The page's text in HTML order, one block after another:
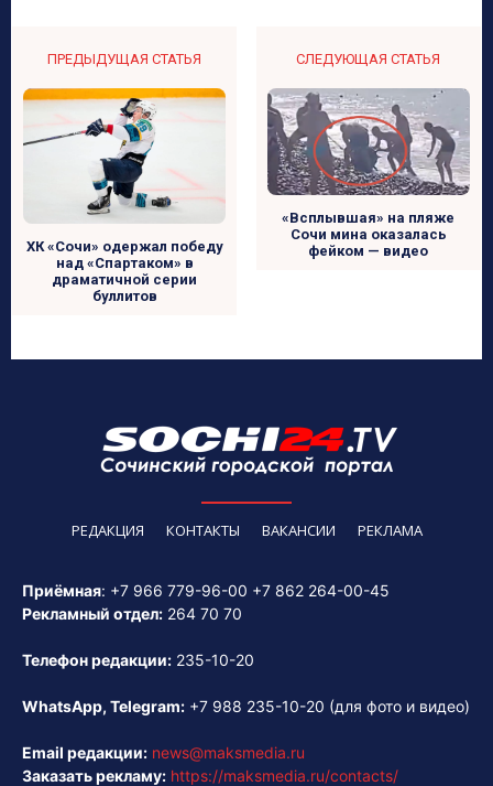
ПРЕДЫДУЩАЯ СТАТЬЯ
ХК «Сочи» одержал победу
над «Спартаком» в
драматичной серии
буллитов
СЛЕДУЮЩАЯ СТАТЬЯ
«Всплывшая» на пляже
Сочи мина оказалась
фейком — видео
РЕДАКЦИЯ КОНТАКТЫ ВАКАНСИИ РЕКЛАМА
Приёмная: +7 966 779-96-00 +7 862 264-00-45
Рекламный отдел: 264 70 70
Телефон редакции: 235-10-20
WhatsApp, Telegram: +7 988 235-10-20 (для фото и видео)
Email редакции: news@maksmedia.ru
Заказать рекламу: https://maksmedia.ru/contacts/